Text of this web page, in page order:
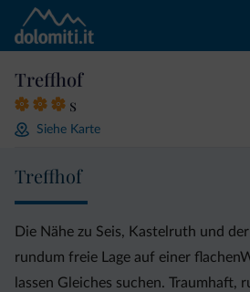
Treffhof
s
Siehe Karte
Treffhof
Die Nähe zu Seis, Kastelruth und
rundum freie Lage auf einer
lassen Gleiches suchen. Traumhaft,